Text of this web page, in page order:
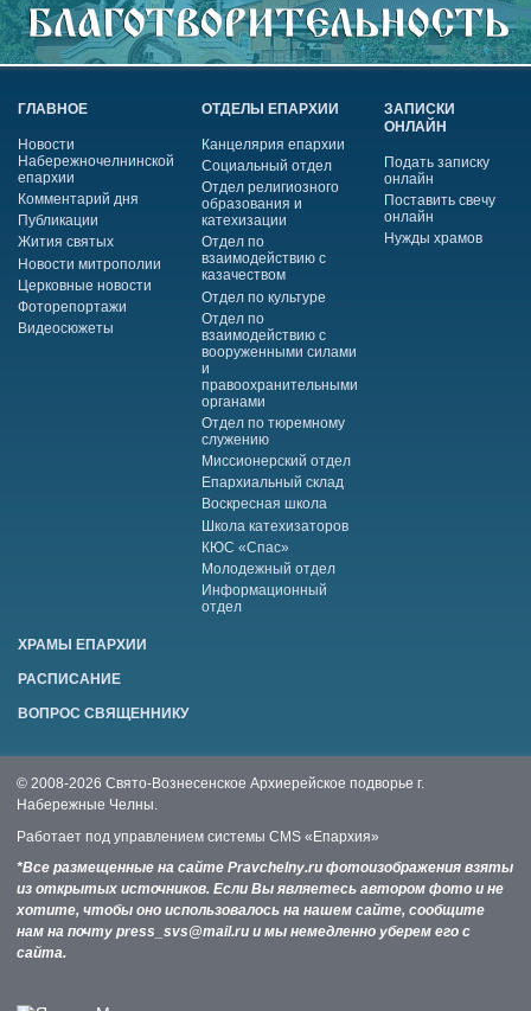
ГЛАВНОЕ
Новости
Набережночелнинской
епархии
Комментарий дня
Публикации
Жития святых
Новости митрополии
Церковные новости
Фоторепортажи
Видеосюжеты
ОТДЕЛЫ ЕПАРХИИ
Канцелярия епархии
Социальный отдел
Отдел религиозного
образования и
катехизации
Отдел по
взаимодействию с
казачеством
Отдел по культуре
Отдел по
взаимодействию с
вооруженными силами
и
правоохранительными
органами
Отдел по тюремному
служению
Миссионерский отдел
Епархиальный склад
Воскресная школа
Школа катехизаторов
КЮС «Спас»
Молодежный отдел
Информационный
отдел
ЗАПИСКИ
ОНЛАЙН
Подать записку
онлайн
Поставить свечу
онлайн
Нужды храмов
ХРАМЫ ЕПАРХИИ
РАСПИСАНИЕ
ВОПРОС СВЯЩЕННИКУ
© 2008-2026 Свято-Вознесенское Архиерейское подворье г.
Набережные Челны.
Работает под управлением системы CMS «Епархия»
*Все размещенные на сайте Pravchelny.ru фотоизображения взяты
из открытых источников. Если Вы являетесь автором фото и не
хотите, чтобы оно использовалось на нашем сайте, сообщите
нам на почту press_svs@mail.ru и мы немедленно уберем его с
сайта.